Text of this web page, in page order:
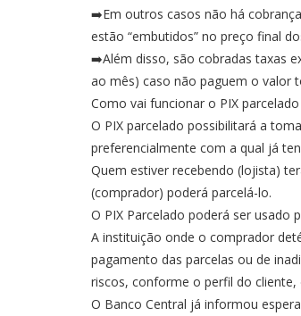
➡️Em outros casos não há
estão “embutidos” no preço final
➡️Além disso, são cobradas taxas
ao mês) caso não paguem o valor
Como vai funcionar o PIX parcelado
O PIX parcelado possibilitará a
preferencialmente com a qual já
Quem estiver recebendo (lojista)
(comprador) poderá parcelá-lo.
O PIX Parcelado poderá ser usado
A instituição onde o comprador
pagamento das parcelas ou de
riscos, conforme o perfil do
O Banco Central já informou